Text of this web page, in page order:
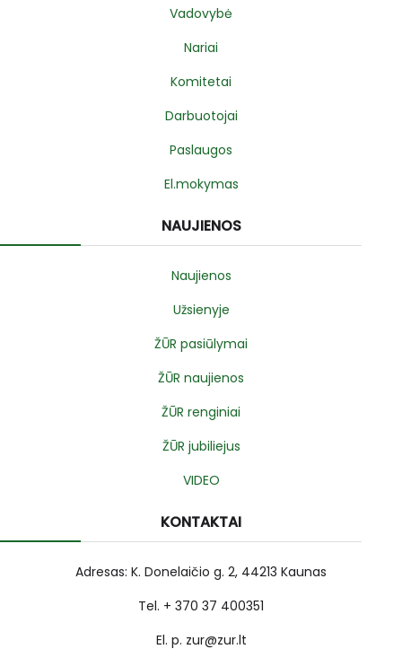
Vadovybė
Nariai
Komitetai
Darbuotojai
Paslaugos
El.mokymas
NAUJIENOS
Naujienos
Užsienyje
ŽŪR pasiūlymai
ŽŪR naujienos
ŽŪR renginiai
ŽŪR jubiliejus
VIDEO
KONTAKTAI
Adresas: K. Donelaičio g. 2, 44213 Kaunas
Tel. + 370 37 400351
El. p. zur@zur.lt